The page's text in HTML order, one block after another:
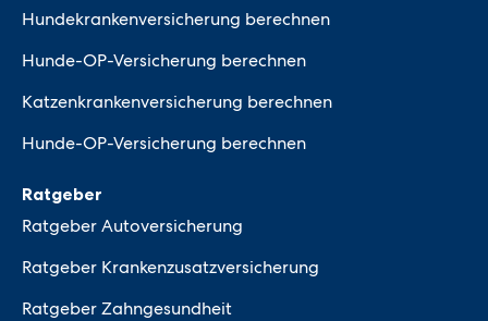
Hundekrankenversicherung berechnen
Hunde-OP-Versicherung berechnen
Katzenkrankenversicherung berechnen
Hunde-OP-Versicherung berechnen
Ratgeber
Ratgeber Autoversicherung
Ratgeber Krankenzusatzversicherung
Ratgeber Zahngesundheit